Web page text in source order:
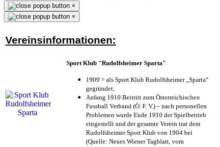
×
×
Vereinsinformationen:
Sport Klub "Rudolfsheimer Sparta"
1909 = als Sport Klub Rudolfsheimer „Sparta“
gegründet;
Anfang 1910 Beitritt zum Österreichischen
Fussball Verband (Ö. F. V.) – nach personellen
Problemen wurde Ende 1910 der Spielbetrieb
eingestellt und der gesamte Verein trat dem
Rudolfsheimer Sport Klub von 1904 bei
(Quelle: Neues Wiener Tagblatt, vom